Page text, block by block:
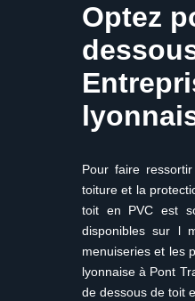
Optez
Pour faire
toiture et la
toit en PVC est
disponibles sur l
menuiseries et les
lyonnaise à Pont
de dessous de toit